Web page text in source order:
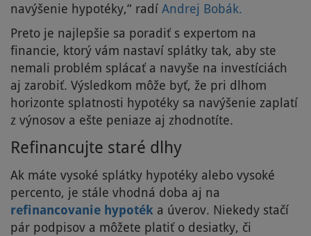
navýšenie hypotéky,“ radí Andrej Bobák.
Preto je najlepšie sa poradiť s expertom na
financie, ktorý vám nastaví splátky tak, aby ste
nemali problém splácať a navyše na investíciách
aj zarobiť. Výsledkom môže byť, že pri dlhom
horizonte splatnosti hypotéky sa navýšenie zaplatí
z výnosov a ešte peniaze aj zhodnotíte.
Refinancujte staré dlhy
Ak máte vysoké splátky hypotéky alebo vysoké
percento, je stále vhodná doba aj na
refinancovanie hypoték a úverov. Niekedy stačí
pár podpisov a môžete platiť o desiatky, či